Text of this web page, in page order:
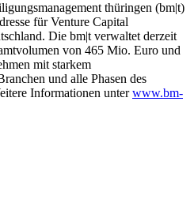
thüringen (bm|t)
für Venture Capital
Die bm|t verwaltet derzeit
von 465 Mio. Euro und
mit starkem
und alle Phasen des
Informationen unterwww.bm-